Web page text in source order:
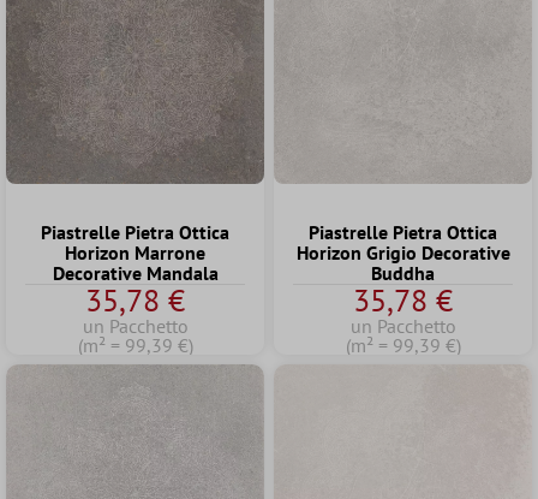
Piastrelle Pietra Ottica
Horizon Marrone
Decorative Mandala
35,78 €
un Pacchetto
(m² = 99,39 €)
Piastrelle Pietra Ottica
Horizon Grigio Decorative
Buddha
35,78 €
un Pacchetto
(m² = 99,39 €)